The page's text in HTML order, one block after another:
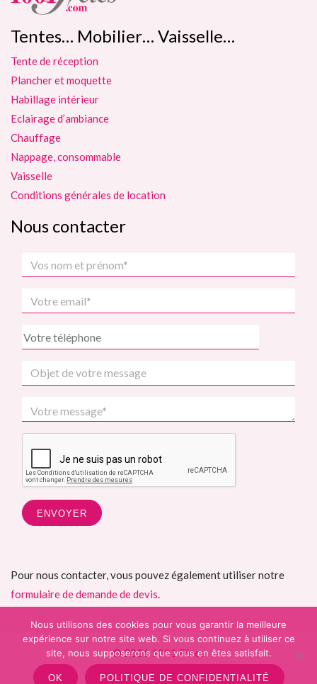
Tentes… Mobilier… Vaisselle…
Tente de réception
Plancher et moquette
Habillage intérieur
Eclairage d’ambiance
Chauffage
Nappage, consommable
Vaisselle
Conditions générales de location
Nous contacter
Pour nous contacter, vous pouvez également utiliser notre
formulaire de demande de devis
© 2026 1001 Fêtes
Nous utilisons des cookies pour vous garantir la meilleure
expérience sur notre site web. Si vous continuez à utiliser ce
site, nous supposerons que vous en êtes satisfait.
OK POLITIQUE DE CONFIDENTIALITÉ